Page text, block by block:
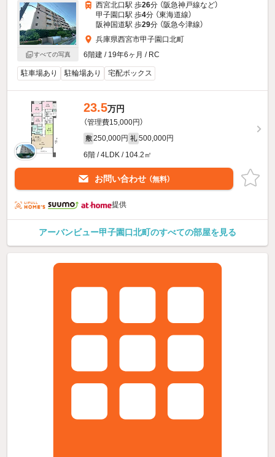
すべての写真
西宮北口駅 歩26分 （阪急神戸線など）
甲子園口駅 歩4分 （東海道線）
阪神国道駅 歩29分 （阪急今津線）
兵庫県西宮市甲子園口北町
6階建 / 19年6ヶ月 / RC
駐車場あり 駐輪場あり 宅配ボックス
23.5万円
（管理費15,000円）
敷 250,000円 礼 500,000円
6階 / 4LDK / 104.2㎡
お問い合わせ （無料）
提供
アーバンビュー甲子園口北町のすべての部屋を見る